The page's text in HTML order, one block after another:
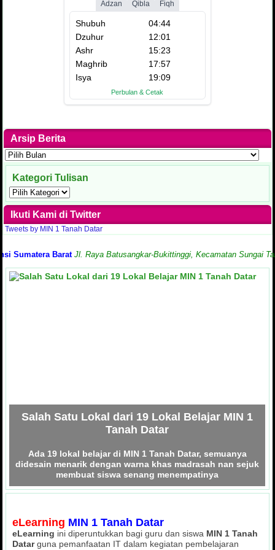
Arsip Berita
Arsip
Berita
Kategori Tulisan
Kategori
Tulisan
Ikuti Kami di Twitter
Tweets by MIN 1 Tanah Datar
Barat Jl. Raya Batusangkar-Bukittinggi, Kecamatan Sungai Tarab,
Perpustakaan MIN 1 Tanah Datar
eLearning MIN 1 Tanah Datar
eLearning ini diperuntukkan bagi guru dan siswa MIN 1 Tanah
Datarguna pemanfaatan IT dalam kegiatan pembelajaran